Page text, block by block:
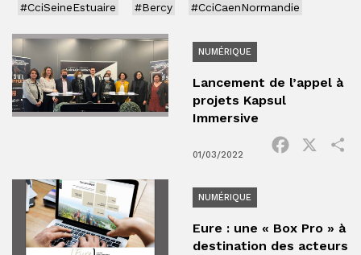
#CciSeineEstuaire
#Bercy #CciCaenNormandie
NUMÉRIQUE
Lancement de l’appel à
projets Kapsul
Immersive
01/03/2022
Facebook
NUMÉRIQUE
Eure : une « Box Pro » à
destination des acteurs